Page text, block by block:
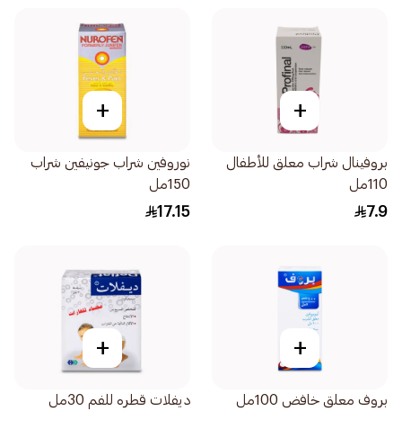
+
بروفينال شراب معلق للأطفال
110مل
7.9
+
نوروفين شراب جونيفين شراب
150مل
17.15
+
بروف معلق خافض 100مل
+
ديفلات قطره للفم 30مل